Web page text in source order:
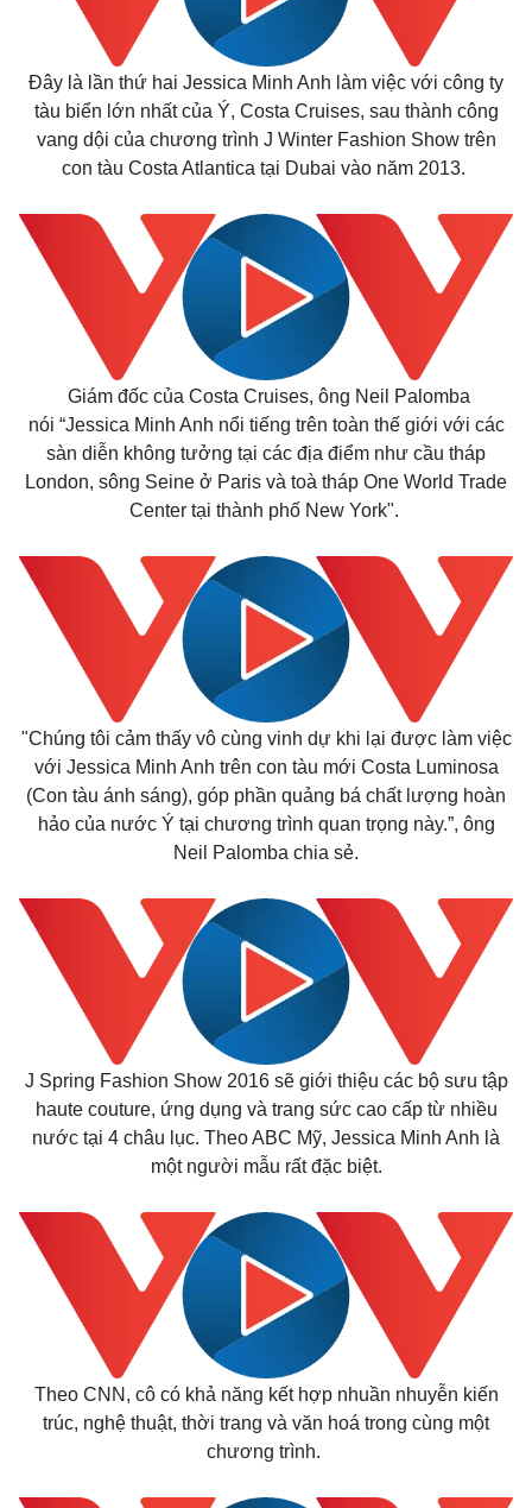
Kinh tế
Bất động sản
Khởi nghiệp
Thị trường
Giá vàng
Tiêu dùng
Chứng khoán
Giá cà phê
Đây là lần thứ hai Jessica Minh Anh làm việc với công ty
tàu biển lớn nhất của Ý, Costa Cruises, sau thành công
vang dội của chương trình J Winter Fashion Show trên
con tàu Costa Atlantica tại Dubai vào năm 2013.
Giám đốc của Costa Cruises, ông Neil Palomba
nói “Jessica Minh Anh nổi tiếng trên toàn thế giới với các
sàn diễn không tưởng tại các địa điểm như cầu tháp
London, sông Seine ở Paris và toà tháp One World Trade
Center tại thành phố New York".
"Chúng tôi cảm thấy vô cùng vinh dự khi lại được làm việc
với Jessica Minh Anh trên con tàu mới Costa Luminosa
(Con tàu ánh sáng), góp phần quảng bá chất lượng hoàn
hảo của nước Ý tại chương trình quan trọng này.”, ông
Neil Palomba chia sẻ.
J Spring Fashion Show 2016 sẽ giới thiệu các bộ sưu tập
haute couture, ứng dụng và trang sức cao cấp từ nhiều
nước tại 4 châu lục. Theo ABC Mỹ, Jessica Minh Anh là
một người mẫu rất đặc biệt.
Theo CNN, cô có khả năng kết hợp nhuần nhuyễn kiến
trúc, nghệ thuật, thời trang và văn hoá trong cùng một
chương trình.